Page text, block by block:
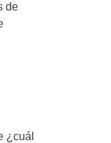
de
¿cuál